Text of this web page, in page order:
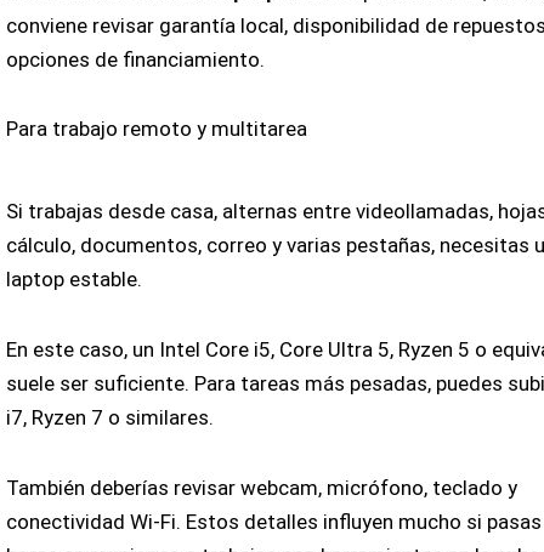
conviene revisar garantía local, disponibilidad de
opciones de financiamiento.
Para trabajo remoto y multitarea
Si trabajas desde casa, alternas entre videollamadas,
cálculo, documentos, correo y varias pestañas, necesitas
laptop estable.
En este caso, un Intel Core i5, Core Ultra 5, Ryzen 5 o
suele ser suficiente. Para tareas más pesadas, puedes
i7, Ryzen 7 o similares.
También deberías revisar webcam, micrófono, teclado y
conectividad Wi-Fi. Estos detalles influyen mucho si